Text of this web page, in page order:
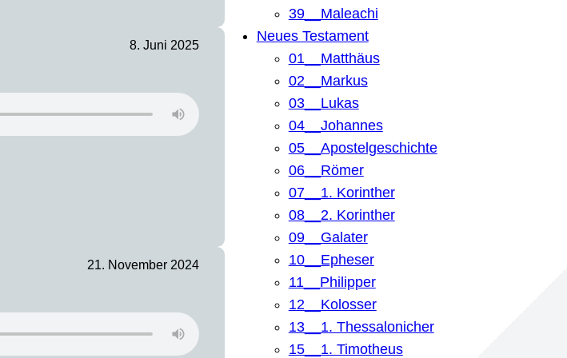
8. Juni 2025
21. November 2024
39__Maleachi
Neues Testament
01__Matthäus
02__Markus
03__Lukas
04__Johannes
05__Apostelgeschichte
06__Römer
07__1. Korinther
08__2. Korinther
09__Galater
10__Epheser
11__Philipper
12__Kolosser
13__1. Thessalonicher
15__1. Timotheus